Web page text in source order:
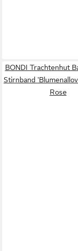
BONDI Trachtenhut
Stirnband
Rose